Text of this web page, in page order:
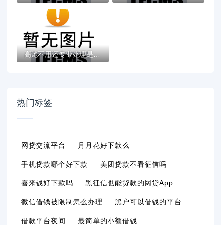
高炮不用还专业处理是真的吗？揭秘背后套路...
热门标签
网贷交流平台 月月花好下款么
手机贷款哪个好下款 美团贷款不看征信吗
喜来钱好下款吗 黑征信也能贷款的网贷app
微信借钱被限制怎么办理 黑户可以借钱的平台
借款平台夜间 最简单的小额借钱